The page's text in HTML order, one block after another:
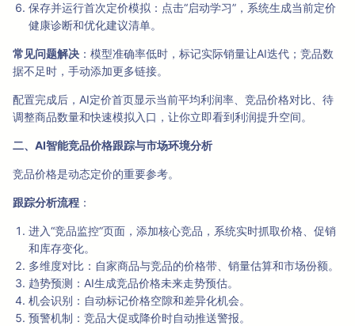
保存并运行首次定价模拟：点击“启动学习”，系统生成当前定价
健康诊断和优化建议清单。
常见问题解决 ：模型准确率低时，标记实际销量让AI迭代；竞品数
据不足时，手动添加更多链接。
配置完成后，AI定价首页显示当前平均利润率、竞品价格对比、待
调整商品数量和快速模拟入口，让你立即看到利润提升空间。
二、AI智能竞品价格跟踪与市场环境分析
竞品价格是动态定价的重要参考。
跟踪分析流程 ：
进入“竞品监控”页面，添加核心竞品，系统实时抓取价格、促销
和库存变化。
多维度对比：自家商品与竞品的价格带、销量估算和市场份额。
趋势预测：AI生成竞品价格未来走势预估。
机会识别：自动标记价格空隙和差异化机会。
预警机制：竞品大促或降价时自动推送警报。